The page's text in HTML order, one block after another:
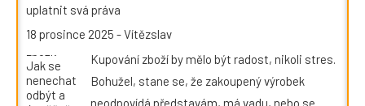
uplatnit svá práva
18 prosince 2025 -Vítězslav
Kupování zboží by mělo být radost, nikoli stres.
Bohužel, stane se, že zakoupený výrobek
neodpovídá představám, má vadu, nebo se